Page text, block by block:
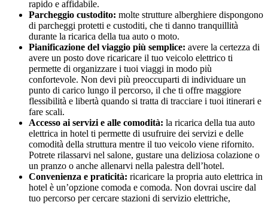
rapido e affidabile.
Parcheggio custodito: molte strutture alberghiere dispongono
di parcheggi protetti e custoditi, che ti danno tranquillità
durante la ricarica della tua auto o moto.
Pianificazione del viaggio più semplice: avere la certezza di
avere un posto dove ricaricare il tuo veicolo elettrico ti
permette di organizzare i tuoi viaggi in modo più
confortevole. Non devi più preoccuparti di individuare un
punto di carico lungo il percorso, il che ti offre maggiore
flessibilità e libertà quando si tratta di tracciare i tuoi itinerari e
fare scali.
Accesso ai servizi e alle comodità: la ricarica della tua auto
elettrica in hotel ti permette di usufruire dei servizi e delle
comodità della struttura mentre il tuo veicolo viene rifornito.
Potrete rilassarvi nel salone, gustare una deliziosa colazione o
un pranzo o anche allenarvi nella palestra dell’hotel.
Convenienza e praticità: ricaricare la propria auto elettrica in
hotel è un’opzione comoda e comoda. Non dovrai uscire dal
tuo percorso per cercare stazioni di servizio elettriche,